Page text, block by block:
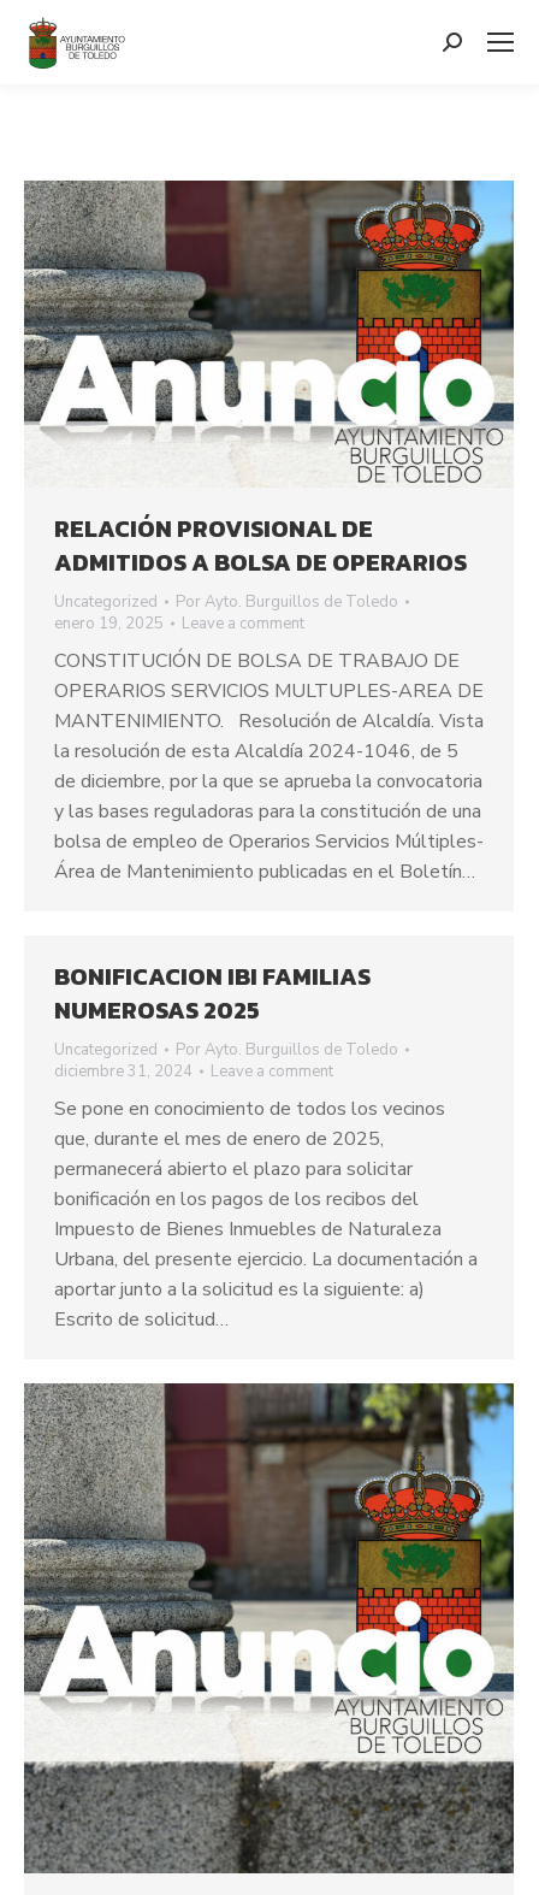
contenido
Search:
RELACIÓN PROVISIONAL DE
ADMITIDOS A BOLSA DE OPERARIOS
Uncategorized PorAyto. Burguillos de Toledo
enero 19, 2025
Leave a comment
CONSTITUCIÓN DE BOLSA DE TRABAJO DE
OPERARIOS SERVICIOS MULTUPLES-AREA DE
MANTENIMIENTO. Resolución de Alcaldía. Vista
la resolución de esta Alcaldía 2024-1046, de 5
de diciembre, por la que se aprueba la convocatoria
y las bases reguladoras para la constitución de una
bolsa de empleo de Operarios Servicios Múltiples-
Área de Mantenimiento publicadas en el Boletín…
BONIFICACION IBI FAMILIAS
NUMEROSAS 2025
Uncategorized PorAyto. Burguillos de Toledo
diciembre 31, 2024
Leave a comment
Se pone en conocimiento de todos los vecinos
que, durante el mes de enero de 2025,
permanecerá abierto el plazo para solicitar
bonificación en los pagos de los recibos del
Impuesto de Bienes Inmuebles de Naturaleza
Urbana, del presente ejercicio. La documentación a
aportar junto a la solicitud es la siguiente: a)
Escrito de solicitud…